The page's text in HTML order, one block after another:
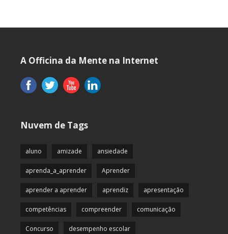
A Officina da Mente na Internet
Nuvem de Tags
aluno amizade ansiedade
aprenda_a_aprender Aprender
aprender a aprender aprendiz apresentação
competências compreender comunicação
Concurso desempenho escolar